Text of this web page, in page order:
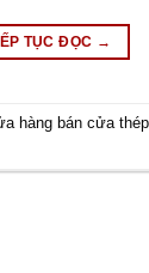
TỤC ĐỌC →
hàng bán cửa